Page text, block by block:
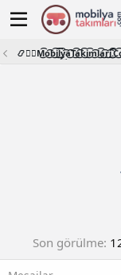
Son görülme